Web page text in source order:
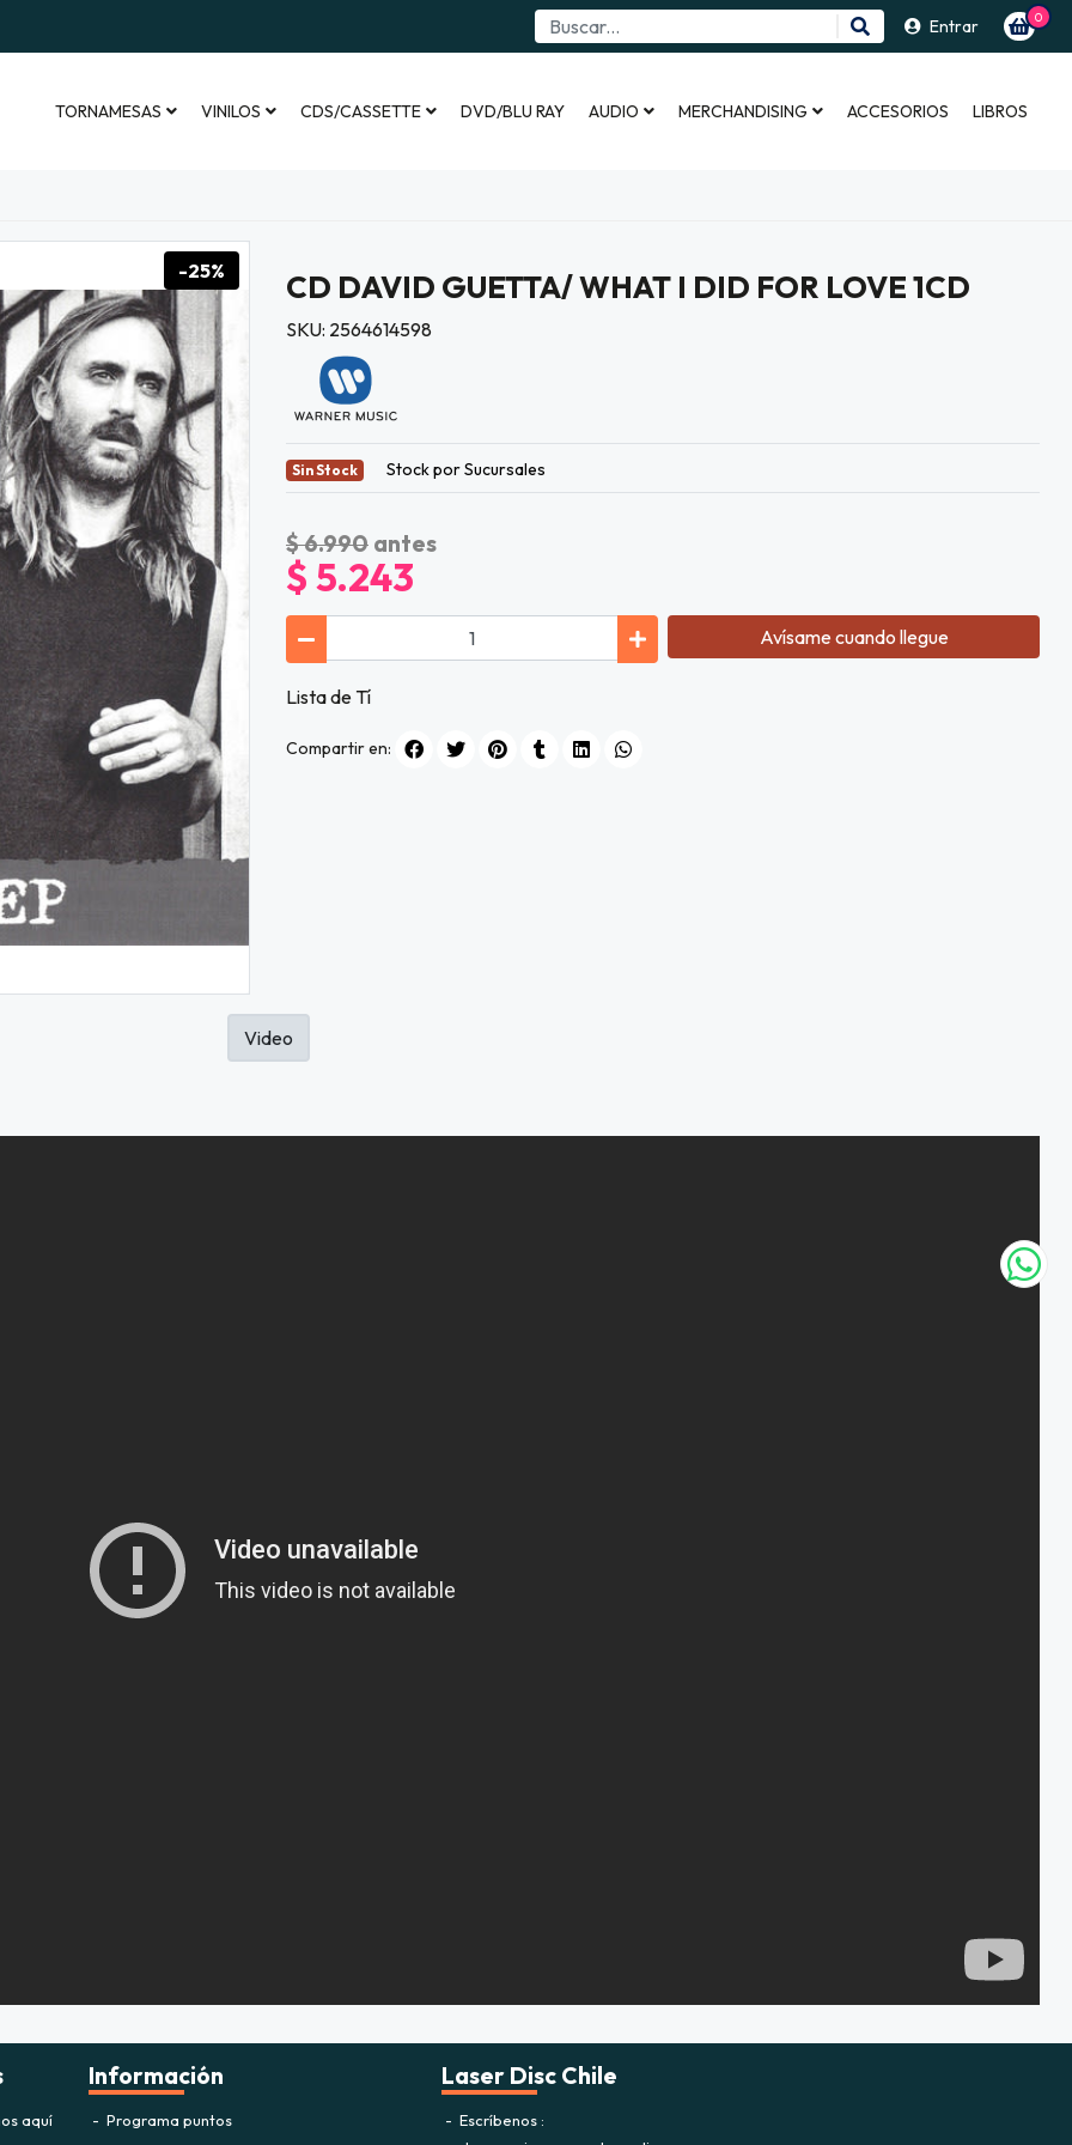
Entrar 0
TORNAMESAS VINILOS CDS/CASSETTE DVD/BLU RAY AUDIO MERCHANDISING ACCESORIOS LIBROS
-25% CD DAVID GUETTA/ WHAT I DID FOR LOVE 1CD
SKU: 2564614598
Sin Stock Stock por Sucursales
$ 6.990 antes
$ 5.243
Avísame cuando llegue
Lista de Tí
Compartir en:
Video
aquí
Información
Programa puntos
Laser Disc Chile
Escríbenos